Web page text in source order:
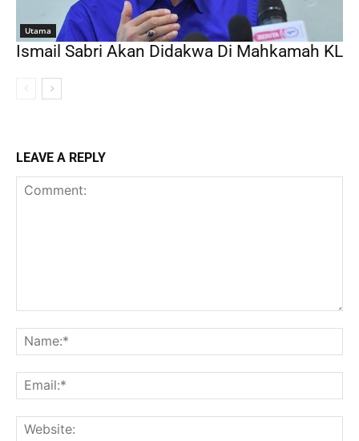
Utama
Ismail Sabri Akan Didakwa Di Mahkamah KL
LEAVE A REPLY